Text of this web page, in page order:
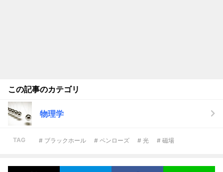
この記事のカテゴリ
物理学
TAG # ブラックホール # ペンローズ # 光 # 磁場